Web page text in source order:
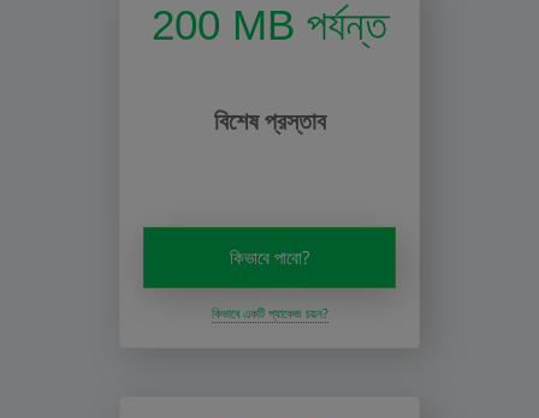
200 MB পর্যন্ত
বিশেষ প্রস্তাব
কিভাবে পাবো?
কিভাবে একটি প্যাকেজ চয়ন?